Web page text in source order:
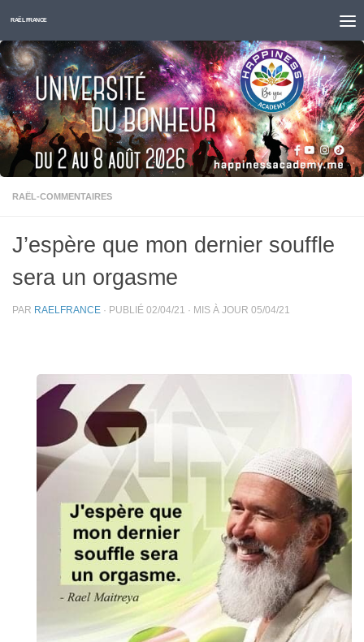
Skip to content
RAËL FRANCE
RAËL-COMMENTAIRES
J’espère que mon dernier souffle
sera un orgasme
PAR RAELFRANCE · PUBLIÉ 02/04/21 · MIS À JOUR 05/04/21